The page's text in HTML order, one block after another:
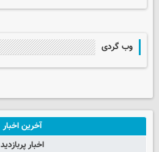
وب گردی
آخرین اخبار
اخبار پربازدید